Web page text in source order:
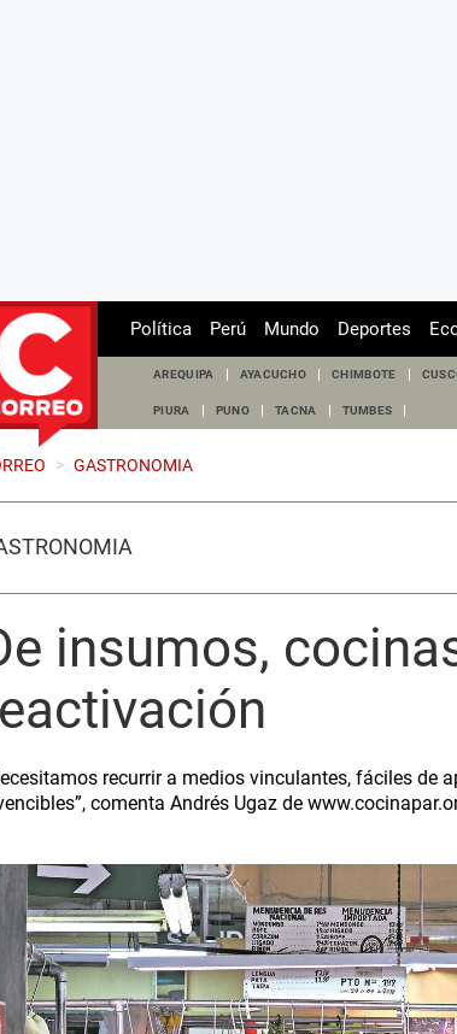
Política Perú Mundo Deportes
AREQUIPA AYACUCHO CHIMBOTE
PIURA PUNO TACNA TUMBES
> GASTRONOMIA
insumos,
recurrir a medios vinculantes, fáciles de
comenta Andrés Ugaz de